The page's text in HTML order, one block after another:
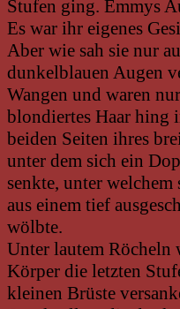
Stufen ging. Emmys
Es war ihr eigenes
Aber wie sah sie nur
dunkelblauen Augen
Wangen und waren
blondiertes Haar hing
beiden Seiten ihres
unter dem sich ein
senkte, unter
aus einem tief
wölbte.
Unter lautem Röcheln
Körper die letzten
kleinen Brüste